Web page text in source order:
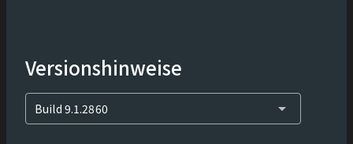
Versionshinweise
Build 9.1.2860 arrow_drop_down